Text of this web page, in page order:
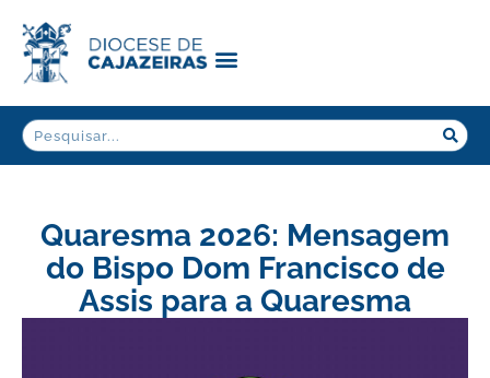
Quaresma 2026: Mensagem
do Bispo Dom Francisco de
Assis para a Quaresma